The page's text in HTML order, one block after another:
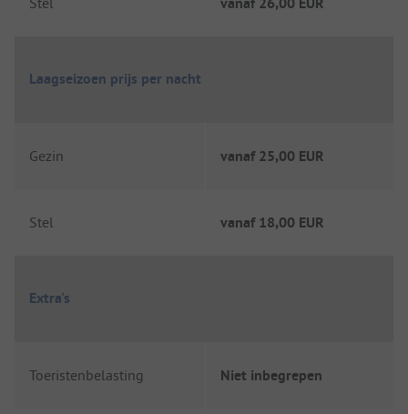
Laagseizoen prijs per nacht
Gezin vanaf 25,00 EUR
Stel vanaf 18,00 EUR
Extra's
Toeristenbelasting Niet inbegrepen